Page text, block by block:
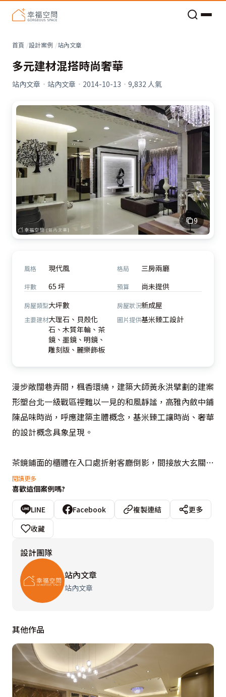
首頁 設計案例 站內文章
多元建材混搭時尚奢華
站內文章 · 站內文章 · 2014-10-13 · 9,832 人氣
9
風格 現代風 格局 三房兩廳
坪數 65 坪 預算 尚未提供
房屋類型大坪數 房屋狀況新成屋
主要建材大理石、貝殼化
石、木質年輪、茶
鏡、墨鏡、明鏡、
雕刻版、麗樂飾板
圖片提供基米臻工設計
漫步敞闊巷弄間，楓香環繞，建築大師黃永洪擘劃的建案
形塑台北一級戰區裡難以一見的和風靜謐，高雅內斂中鋪
陳品味時尚，呼應建築主體概念，基米臻工讓時尚、奢華
的設計概念具象呈現。
茶鏡鋪面的櫃體在入口處折射客廳倒影，間接放大玄關，
設計師另增設隔屏短牆拉出完整玄關意象，並利用柱體厚
度設置平台與穿鞋椅完備玄關機能，更在來自上方間照與
造型隔屏的餐廳引光下，有了光影變化的豐富視野。呼應
深色系家具的選搭，基米臻工藉貝殼化石、木質年輪與大
理石的混搭配色，堆疊豐富建材層次，對向的電視牆則反
向計畫建材比例，以大理石與墨鏡為主體，框構簡約美型
的設計質感。
為呈現安定的用餐氛圍，設計師隱藏規劃環繞餐廳設計的
呼應樑體的雕刻板紋路，結合茶鏡與麗樂飾板橫向L形延
伸，拉大尺度更強調空間重點。
私領域中一改深色家具與鏡面的俐落冷調，鋪陳大量淺色
木作溫暖休憩時的臥眠氛圍，主臥房牆頭處的壓紋繃皮串
閱讀更多
喜歡這個案例嗎?
LINE Facebook 複製連結
更多
收藏
設計團隊
站內文章
站內文章
其他作品